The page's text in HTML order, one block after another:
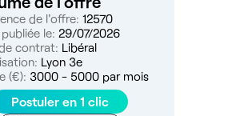
de l'offre: 12570
le: 29/07/2026
contrat: Libéral
Lyon 3e
(€): 3000 - 5000 par mois
Postuler en 1 clic